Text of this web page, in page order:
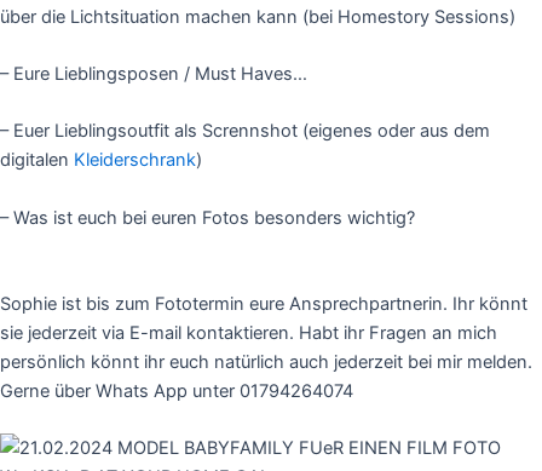
über die Lichtsituation machen kann (bei Homestory Sessions)
– Eure Lieblingsposen / Must Haves…
– Euer Lieblingsoutfit als Scrennshot (eigenes oder aus dem
digitalen Kleiderschrank)
– Was ist euch bei euren Fotos besonders wichtig?
Sophie ist bis zum Fototermin eure Ansprechpartnerin. Ihr könnt
sie jederzeit via E-mail kontaktieren. Habt ihr Fragen an mich
persönlich könnt ihr euch natürlich auch jederzeit bei mir melden.
Gerne über Whats App unter 01794264074